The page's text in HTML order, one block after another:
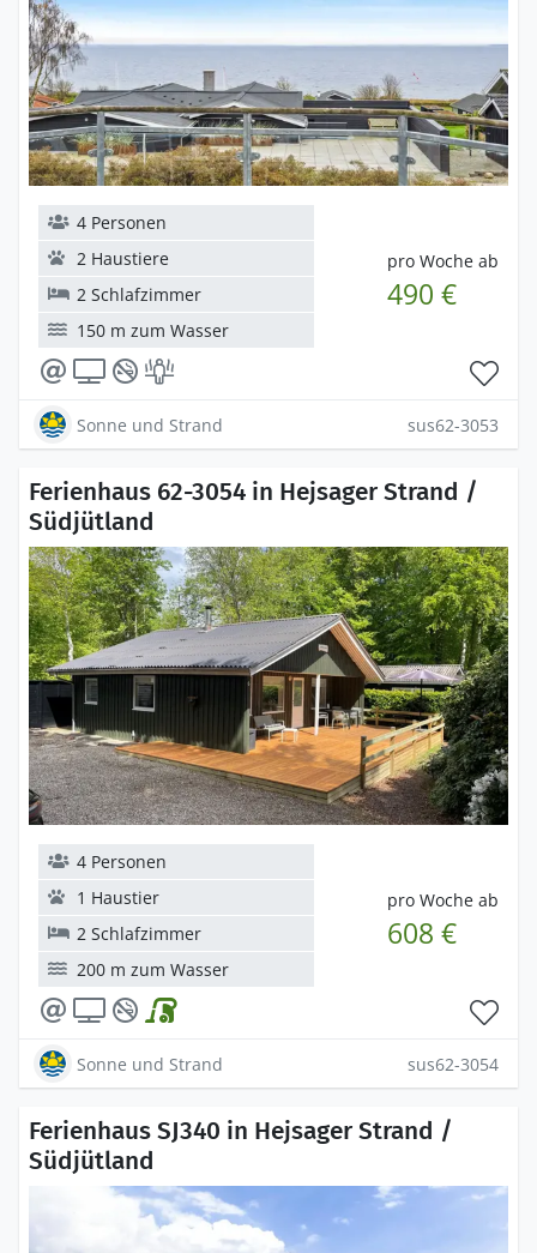
pro Woche ab
490 €
4 Personen
2 Haustiere
2 Schlafzimmer
150 m zum Wasser
Sonne und Strand sus62-3053
Ferienhaus 62-3054 in Hejsager Strand /
Südjütland
pro Woche ab
608 €
4 Personen
1 Haustier
2 Schlafzimmer
200 m zum Wasser
Sonne und Strand sus62-3054
Ferienhaus SJ340 in Hejsager Strand /
Südjütland